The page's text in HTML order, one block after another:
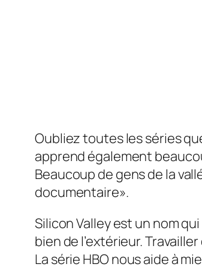
Oubliez toutes les séries
apprend également
Beaucoup de gens de la
documentaire».
Silicon Valley est un nom
bien de l’extérieur.
La série HBO nous aide à